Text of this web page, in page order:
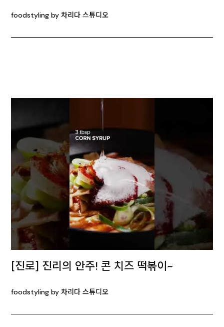
foodstyling by 차리다 스튜디오
[진로] 진리의 안주! 콘 치즈 떡볶이~
foodstyling by 차리다 스튜디오